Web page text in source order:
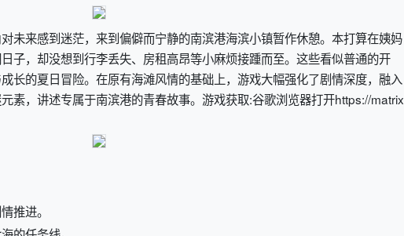
未来感到迷茫，来到偏僻而宁静的南滨港海滨小镇暂作休憩。本打算在姨妈
子，却没想到行李丢失、房租高昂等小麻烦接踵而至。这些看似普通的开
长的夏日冒险。在原有海滩风情的基础上，游戏大幅强化了剧情深度，融入
素，讲述专属于南滨港的青春故事。 游戏获取:谷歌浏览器打开https://matrix
推进。